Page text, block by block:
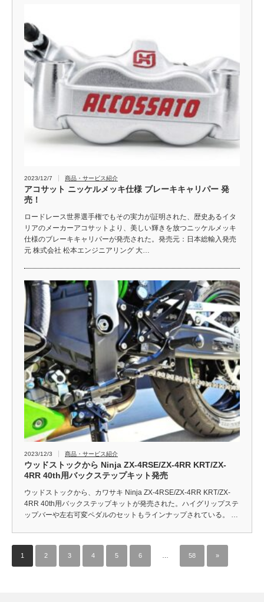
2023/12/7 商品・サービス紹介
アコサット ニッケルメッキ仕様 ブレーキキャリパー 発
売！
ロードレース世界選手権でもその実力が証明された、歴史あるイタ
リアのメーカーアコサットより、美しい輝きを放つニッケルメッキ
仕様のブレーキキャリパーが発売された。発売元：日本総輸入発売
元 株式会社 松本エンジニアリング 大…
2023/12/3 商品・サービス紹介
ウッドストックから Ninja ZX-4RSE/ZX-4RR KRT/ZX-
4RR 40th用バックステップキット発売
ウッドストックから、カワサキ Ninja ZX-4RSE/ZX-4RR KRT/ZX-
4RR 40th用バックステップキットが発売された。ハイグリップステ
ップバーや左右可変ペダルのセットもラインナップされている。 …
1 2 3 4 5 6 58 »